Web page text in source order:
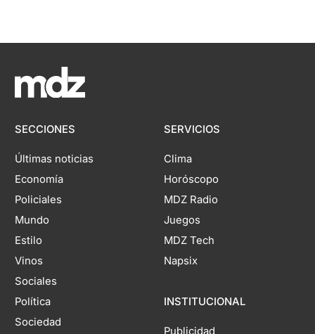
SECCIONES
Últimas noticias
Economía
Policiales
Mundo
Estilo
Vinos
Sociales
Política
Sociedad
SERVICIOS
Clima
Horóscopo
MDZ Radio
Juegos
MDZ Tech
Napsix
INSTITUCIONAL